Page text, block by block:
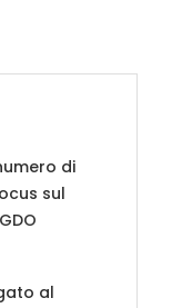
di
sul
al